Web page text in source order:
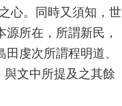
心。同時又須知，世
所在，所謂新民，
虔次所謂程明道、
文中所提及之其餘